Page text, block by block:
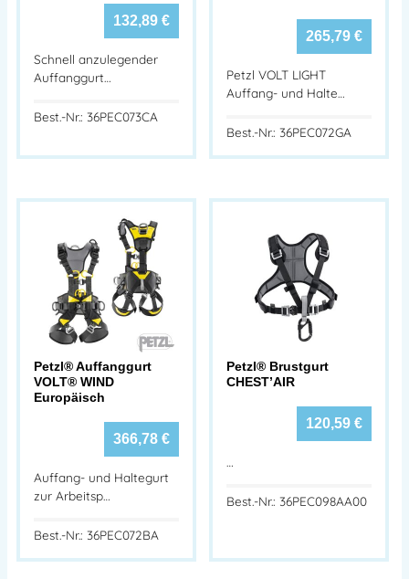
132,89 €
Schnell anzulegender
Auffanggurt…
Best.-Nr.: 36PEC073CA
265,79 €
Petzl VOLT LIGHT
Auffang- und Halte…
Best.-Nr.: 36PEC072GA
Petzl® Auffanggurt
VOLT® WIND
Europäisch
366,78 €
Auffang- und Haltegurt
zur Arbeitsp…
Best.-Nr.: 36PEC072BA
Petzl® Brustgurt
CHEST’AIR
120,59 €
…
Best.-Nr.: 36PEC098AA00